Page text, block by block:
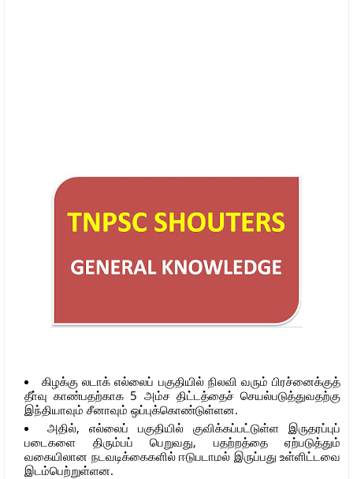
கிழக்கு லடாக் எல்லைப் பகுதியில் நிலவி வரும் பிரச்னைக்குத்
தீா்வு காண்பதற்காக 5 அம்ச திட்டத்தைச் செயல்படுத்துவதற்கு
இந்தியாவும் சீனாவும் ஒப்புக்கொண்டுள்ளன.
அதில், எல்லைப் பகுதியில் குவிக்கப்பட்டுள்ள இருதரப்புப்
படைகளை திரும்பப் பெறுவது, பதற்றத்தை ஏற்படுத்தும்
வகையிலான நடவடிக்கைகளில் ஈடுபடாமல் இருப்பது உள்ளிட்டவை
இடம்பெற்றுள்ளன.